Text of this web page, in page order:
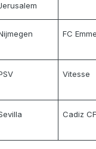
FC
Vitesse
Cadiz